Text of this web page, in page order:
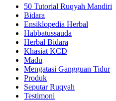
50 Tutorial Ruqyah Mandiri
Bidara
Ensiklopedia Herbal
Habbatussauda
Herbal Bidara
Khasiat KCD
Madu
Mengatasi Gangguan Tidur
Produk
Seputar Ruqyah
Testimoni